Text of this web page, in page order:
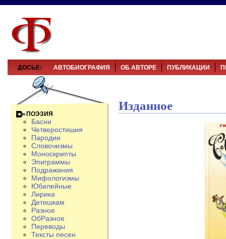
ДОСЬЕ: АВТОБИОГРАФИЯ ОБ АВТОРЕ ПУБЛИКАЦИИ
Изданное
ПОЭЗИЯ
Басни
Четверостишия
Пародии
Словочизмы
Моноскрипты
Эпиграммы
Подражания
Мифологизмы
Юбилейные
Лирика
Детишкам
Разное
ОбРазное
Переводы
Тексты песен